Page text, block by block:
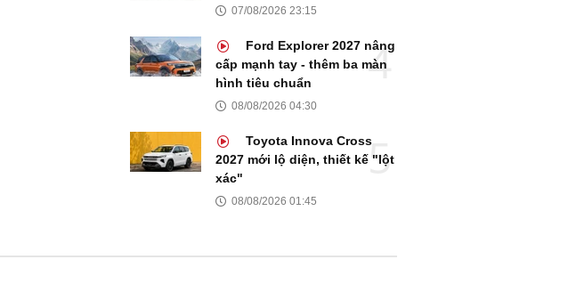
07/08/2026 23:15
Ford Explorer 2027 nâng
cấp mạnh tay - thêm ba màn
hình tiêu chuẩn
08/08/2026 04:30
Toyota Innova Cross
2027 mới lộ diện, thiết kế "lột
xác"
08/08/2026 01:45